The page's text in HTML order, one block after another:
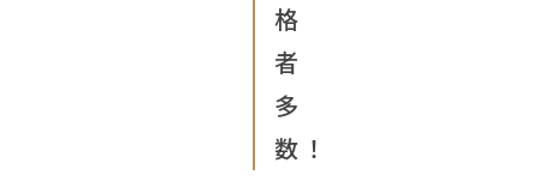
格
者
多
数！